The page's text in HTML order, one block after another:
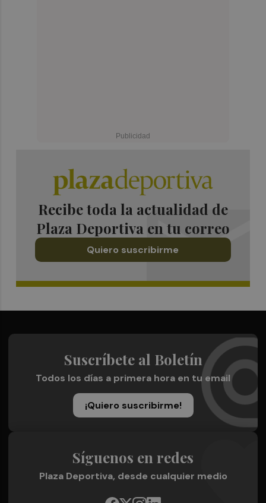
Recibe toda la actualidad de
Plaza Deportiva en tu correo
Quiero suscribirme
Suscríbete al Boletín
Todos los días a primera hora en tu email
¡Quiero suscribirme!
Síguenos en redes
Plaza Deportiva, desde cualquier medio